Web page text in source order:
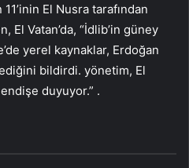
El Nusra tarafından
El Vatan’da, “İdlib’in güney
yerel kaynaklar, Erdoğan
bildirdi. yönetim, El
duyuyor.” .